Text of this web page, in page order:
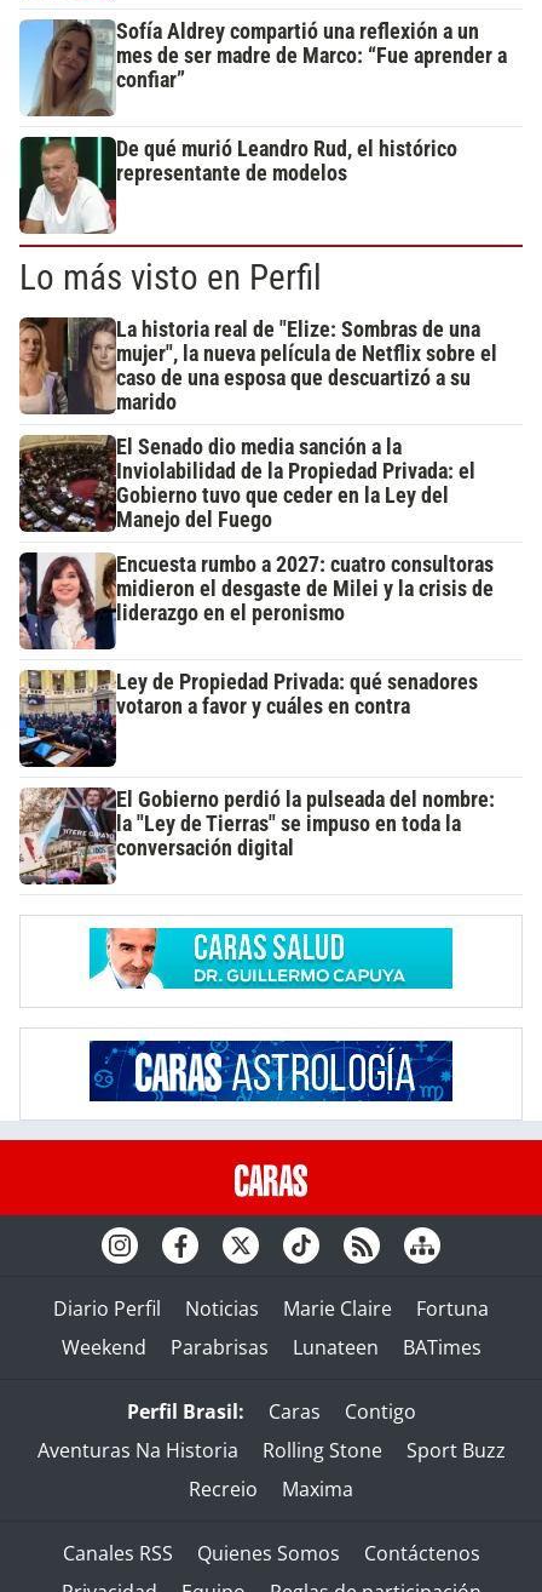
Sofía Aldrey compartió una reflexión a un
mes de ser madre de Marco: “Fue aprender a
confiar”
De qué murió Leandro Rud, el histórico
representante de modelos
Lo más visto en Perfil
La historia real de "Elize: Sombras de una
mujer", la nueva película de Netflix sobre el
caso de una esposa que descuartizó a su
marido
El Senado dio media sanción a la
Inviolabilidad de la Propiedad Privada: el
Gobierno tuvo que ceder en la Ley del
Manejo del Fuego
Encuesta rumbo a 2027: cuatro consultoras
midieron el desgaste de Milei y la crisis de
liderazgo en el peronismo
Ley de Propiedad Privada: qué senadores
votaron a favor y cuáles en contra
El Gobierno perdió la pulseada del nombre:
la "Ley de Tierras" se impuso en toda la
conversación digital
Diario Perfil Noticias Marie Claire
Fortuna
Weekend
Parabrisas Lunateen BATimes
Perfil Brasil: Caras
Contigo
Aventuras Na Historia
Rolling Stone
Sport Buzz
Recreio
Maxima
Canales RSS Quienes Somos
Contáctenos